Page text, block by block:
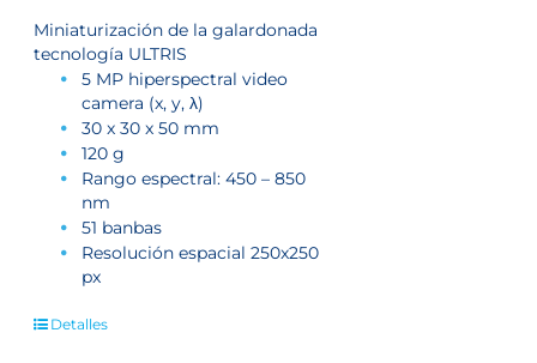
Miniaturización de la galardonada
tecnología ULTRIS
5 MP hiperspectral video
camera (x, y, λ)
30 x 30 x 50 mm
120 g
Rango espectral: 450 – 850
nm
51 banbas
Resolución espacial 250x250
px
Detalles